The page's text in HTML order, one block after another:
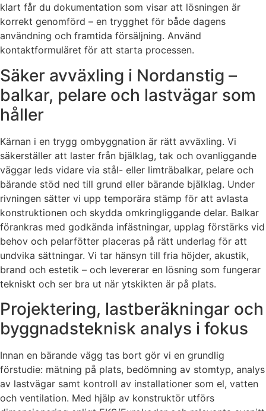
klart får du dokumentation som visar att lösningen är
korrekt genomförd – en trygghet för både dagens
användning och framtida försäljning. Använd
kontaktformuläret för att starta processen.
Säker avväxling i Nordanstig –
balkar, pelare och lastvägar som
håller
Kärnan i en trygg ombyggnation är rätt avväxling. Vi
säkerställer att laster från bjälklag, tak och ovanliggande
väggar leds vidare via stål- eller limträbalkar, pelare och
bärande stöd ned till grund eller bärande bjälklag. Under
rivningen sätter vi upp temporära stämp för att avlasta
konstruktionen och skydda omkringliggande delar. Balkar
förankras med godkända infästningar, upplag förstärks vid
behov och pelarfötter placeras på rätt underlag för att
undvika sättningar. Vi tar hänsyn till fria höjder, akustik,
brand och estetik – och levererar en lösning som fungerar
tekniskt och ser bra ut när ytskikten är på plats.
Projektering, lastberäkningar och
byggnadsteknisk analys i fokus
Innan en bärande vägg tas bort gör vi en grundlig
förstudie: mätning på plats, bedömning av stomtyp, analys
av lastvägar samt kontroll av installationer som el, vatten
och ventilation. Med hjälp av konstruktör utförs